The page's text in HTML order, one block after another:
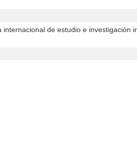
internacional de estudio e investigación